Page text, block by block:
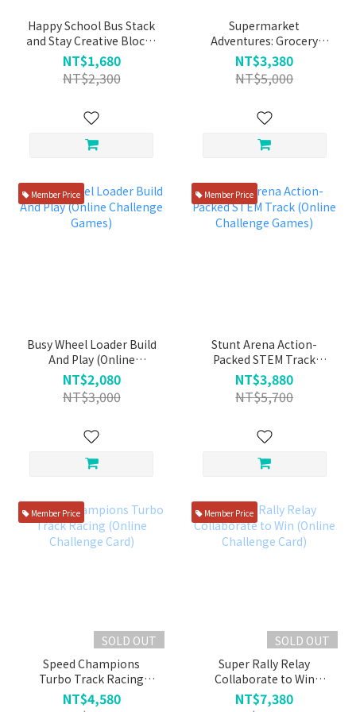
Happy School Bus Stack
and Stay Creative Blocks
(Online Challenge
Games)
NT$1,680
NT$2,300
Supermarket
Adventures: Grocery
Mission (Online
Challenge Games)
NT$3,380
NT$5,000
Member Price
Busy Wheel Loader Build
And Play (Online
Challenge Games)
NT$2,080
NT$3,000
Member Price
Stunt Arena Action-
Packed STEM Track
(Online Challenge
Games)
NT$3,880
NT$5,700
Member Price
SOLD OUT
Speed Champions
Turbo Track Racing
(Online Challenge Card)
NT$4,580
Member Price
SOLD OUT
Super Rally Relay
Collaborate to Win
(Online Challenge Card)
NT$7,380